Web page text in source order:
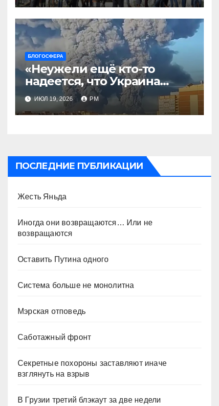
БЛОГОСФЕРА
«Неужели ещё кто-то
надеется, что Украина
будет действовать
непоследовательно?»
ИЮЛ 19, 2026 РМ
ПОСЛЕДНИЕ ПУБЛИКАЦИИ
Жесть Яньда
Иногда они возвращаются… Или не
возвращаются
Оставить Путина одного
Система больше не монолитна
Мэрская отповедь
Саботажный фронт
Секретные похороны заставляют иначе
взглянуть на взрыв
В Грузии третий блэкаут за две недели